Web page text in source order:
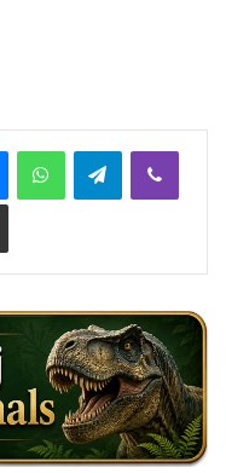
MessengerWhatsAppTelegramViber
Share via Email